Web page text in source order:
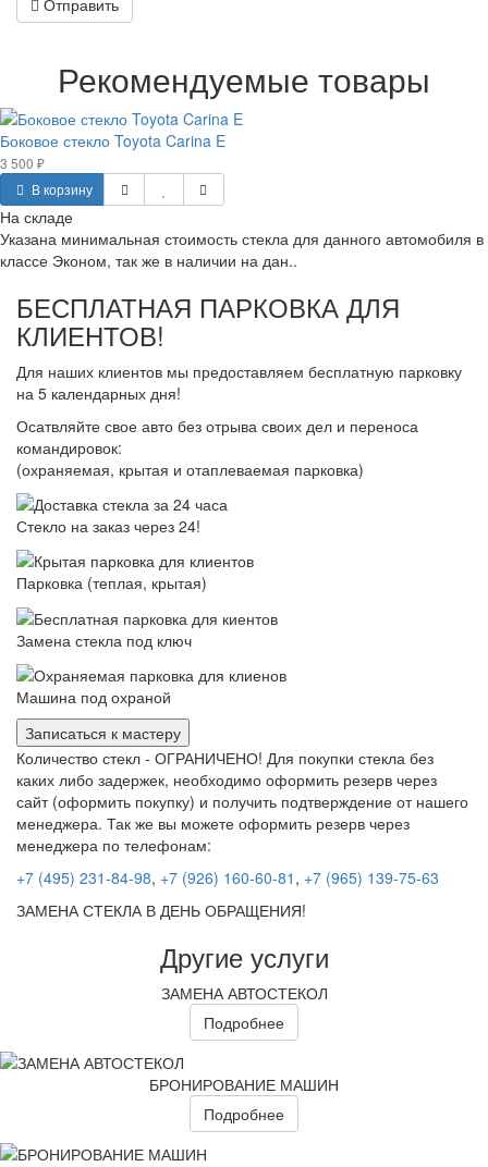
Рекомендуемые товары
Боковое стекло Toyota Carina E
3 500 ₽
В корзину
На складе
Указана минимальная стоимость стекла для данного автомобиля в
классе Эконом, так же в наличии на дан..
БЕСПЛАТНАЯ ПАРКОВКА ДЛЯ
КЛИЕНТОВ!
Для наших клиентов мы предоставляем бесплатную парковку
на 5 календарных дня!
Осатвляйте свое авто без отрыва своих дел и переноса
командировок:
(охраняемая, крытая и отаплеваемая парковка)
Стекло на заказ через 24!
Парковка (теплая, крытая)
Замена стекла под ключ
Машина под охраной
Записаться к мастеру
Количество стекл - ОГРАНИЧЕНО! Для покупки стекла без
каких либо задержек, необходимо оформить резерв через
сайт (оформить покупку) и получить подтверждение от нашего
менеджера. Так же вы можете оформить резерв через
менеджера по телефонам:
+7 (495) 231-84-98, +7 (926) 160-60-81 , +7 (965) 139-75-63
ЗАМЕНА СТЕКЛА В ДЕНЬ ОБРАЩЕНИЯ!
Другие услуги
ЗАМЕНА АВТОСТЕКОЛ
Подробнее
БРОНИРОВАНИЕ МАШИН
Подробнее